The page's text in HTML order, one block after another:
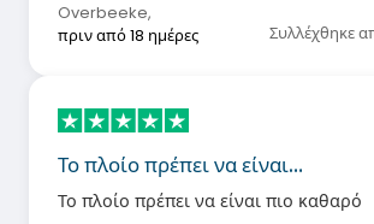
Overbeeke,
πριν από 18 ημέρες
Συλλέχθηκε
Το πλοίο πρέπει να είναι…
Το πλοίο πρέπει να είναι πιο καθαρό